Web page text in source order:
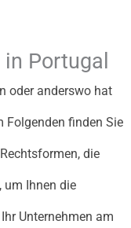
Portugal
oder anderswo hat
Folgenden finden Sie
die
um Ihnen die
Unternehmen am